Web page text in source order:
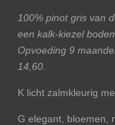
100% pinot gris van
een kalk-kiezel
Opvoeding 9
14,60.
K licht zalmkleurig
G elegant, bloemen,